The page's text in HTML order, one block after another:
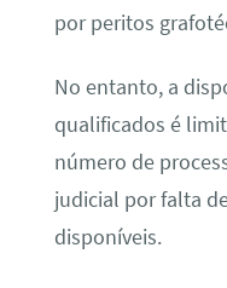
por peritos
No entanto, a
qualificados é
número de
judicial por falta
disponíveis.